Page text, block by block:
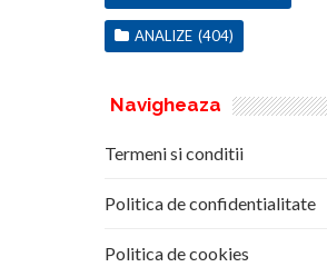
ANALIZE (404)
Navigheaza
Termeni si conditii
Politica de confidentialitate
Politica de cookies